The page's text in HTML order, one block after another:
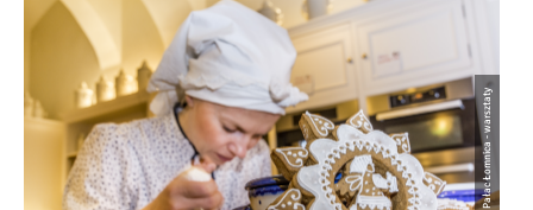
Pałac Łomnica - warsztaty